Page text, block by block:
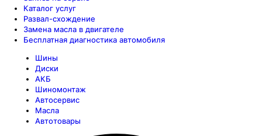
Каталог услуг
Развал-схождение
Замена масла в двигателе
Бесплатная диагностика автомобиля
Шины
Диски
АКБ
Шиномонтаж
Автосервис
Масла
Автотовары